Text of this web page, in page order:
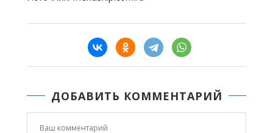
ДОБАВИТЬ КОММЕНТАРИЙ